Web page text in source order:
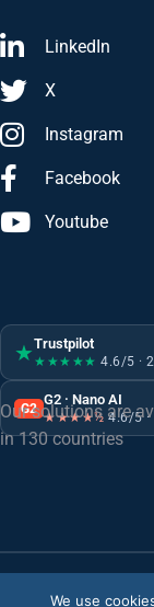
LinkedIn
X
Instagram
Facebook
Youtube
G2
G2 · Nano AI
★★★★½ 4.6/5 ·
★Trustpilot
★★★★★ 4.6/5 ·
Our solutions are
in 130 countries
We use